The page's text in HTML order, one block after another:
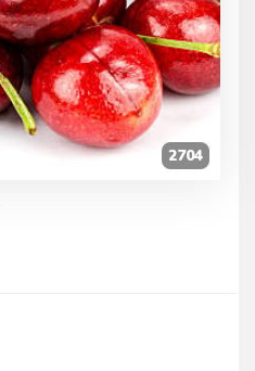
2704